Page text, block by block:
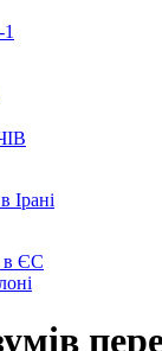
Ірані
в ЄС